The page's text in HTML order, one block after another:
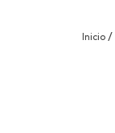
Inicio /